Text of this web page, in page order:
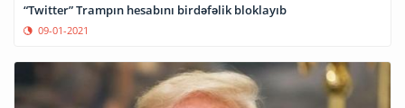
“Twitter” Trampın hesabını birdəfəlik bloklayıb
09-01-2021